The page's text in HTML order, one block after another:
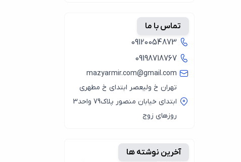
تماس با ما
09120054873
09198718767
mazyarmir.com@gmail.com
تهران خ ولیعصر ابتدای خ مطهری
ابتدای خیابان منصور پلاک79 واحد3
روزهای زوج
آخرین نوشته ها